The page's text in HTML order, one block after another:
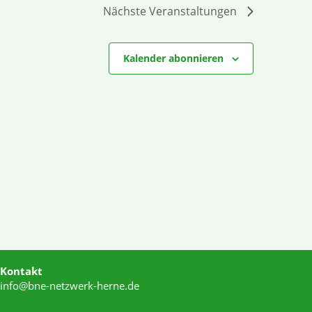
Nächste Veranstaltungen
Kalender abonnieren
Kontakt
info@bne-netzwerk-herne.de